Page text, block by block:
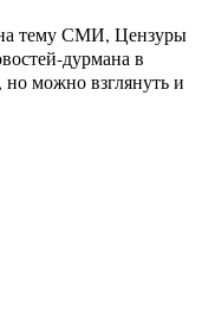
тему СМИ, Цензуры
дурмана в
можно взглянуть и